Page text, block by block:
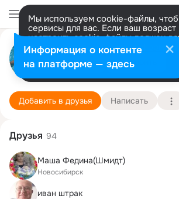
Мы используем cookie-файлы,
сервисы для вас. Если ваш возраст
настроить cookie-файлы должен
представитель. Больше
Разрешить все Настроить
Виталий Штрак
Offenburg
12 января (45
Heimschule St. Landolin
Добавить в друзья Написать
Друзья 94
Маша Федина(Шмидт)
Новосибирск
иван штрак
Информация о контенте
на платформе — здесь